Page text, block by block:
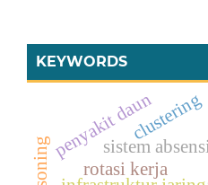
KEYWORDS
rotasi kerja
sistem absensi
penyakit daunclustering